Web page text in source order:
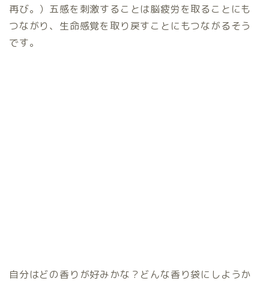
再び。）五感を刺激することは脳疲労を取ることにも
つながり、生命感覚を取り戻すことにもつながるそう
です。
自分はどの香りが好みかな？どんな香り袋にしようか